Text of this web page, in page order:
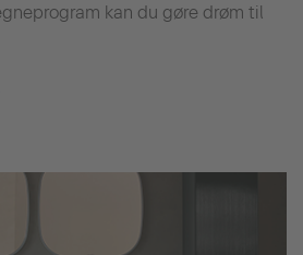
kan du gøre drøm til